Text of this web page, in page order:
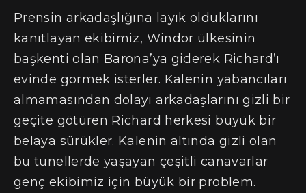
Prensin arkadaşlığına layık olduklarını
kanıtlayan ekibimiz, Windor ülkesinin
başkenti olan Barona’ya giderek Richard’ı
evinde görmek isterler. Kalenin yabancıları
almamasından dolayı arkadaşlarını gizli bir
geçite götüren Richard herkesi büyük bir
belaya sürükler. Kalenin altında gizli olan
bu tünellerde yaşayan çeşitli canavarlar
genç ekibimiz için büyük bir problem.